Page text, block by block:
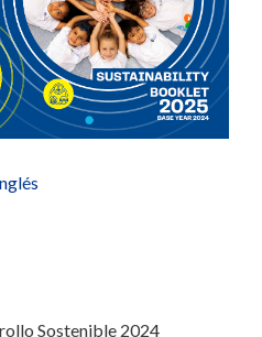
Sostenible 2024